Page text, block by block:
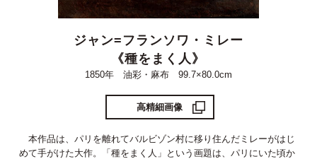
ジャン=フランソワ・ミレー
《種をまく人》
1850年 油彩・麻布 99.7×80.0cm
高精細画像
本作品は、パリを離れてバルビゾン村に移り住んだミレーがはじ
めて手がけた大作。「種をまく人」という画題は、パリにいた頃か